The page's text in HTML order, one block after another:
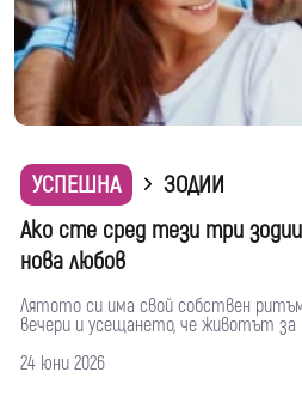
УСПЕШНА
ЗОДИИ
Ако сте сред тези три
нова любов
Лятото си има свой собствен
вечери и усещането, че животът
24 юни 2026